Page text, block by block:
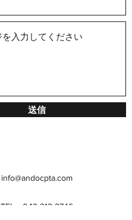
送信
info@andocpta.com
TEL 043-312-3746